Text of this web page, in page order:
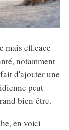
mais efficace
notamment
d'ajouter une
peut
bien-être.
en voici